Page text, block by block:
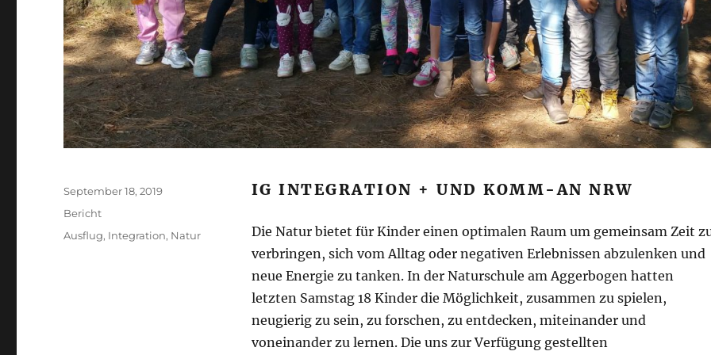
IG INTEGRATION + UND KOMM-AN NRW
Die Natur bietet für Kinder einen optimalen Raum um gemeinsam Zeit
verbringen, sich vom Alltag oder negativen Erlebnissen abzulenken und
neue Energie zu tanken. In der Naturschule am Aggerbogen hatten
letzten Samstag 18 Kinder die Möglichkeit, zusammen zu spielen,
neugierig zu sein, zu forschen, zu entdecken, miteinander und
voneinander zu lernen. Die uns zur Verfügung gestellten
Veröffentlicht
September 18, 2019
Kategorien
Bericht
Schlagwörter
Ausflug, Integration, Natur